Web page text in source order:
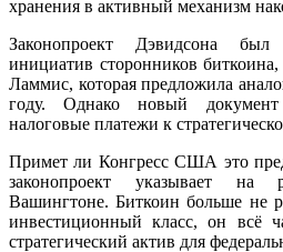
хранения в активный механизм
Законопроект Дэвидсона
инициатив сторонников
Ламмис, которая предложила
году. Однако новый
налоговые платежи к
Примет ли Конгресс США это
законопроект указывает на
Вашингтоне. Биткоин больше не
инвестиционный класс, он всё
стратегический актив для